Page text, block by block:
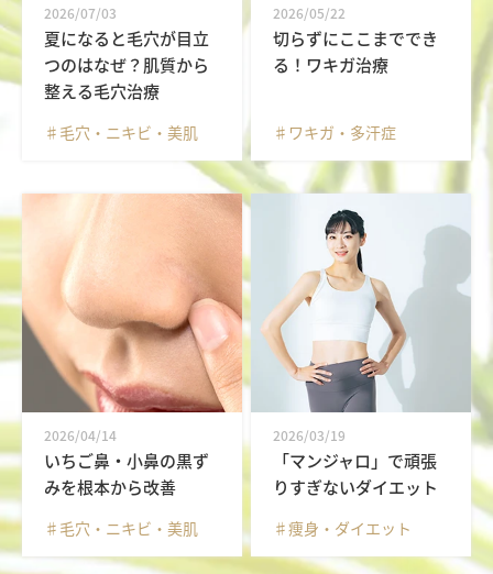
2026/07/03
夏になると毛穴が目立
つのはなぜ？肌質から
整える毛穴治療
♯毛穴・ニキビ・美肌
2026/05/22
切らずにここまででき
る！ワキガ治療
♯ワキガ・多汗症
2026/04/14
いちご鼻・小鼻の黒ず
みを根本から改善
♯毛穴・ニキビ・美肌
2026/03/19
「マンジャロ」で頑張
りすぎないダイエット
♯痩身・ダイエット